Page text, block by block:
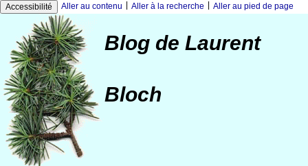
Accessibilité Aller au contenu Aller à la recherche Aller au pied de page
Blog de Laurent
Bloch